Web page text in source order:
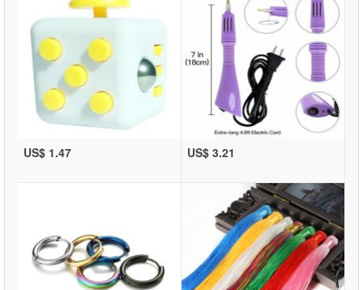
US$ 1.47 US$ 3.21